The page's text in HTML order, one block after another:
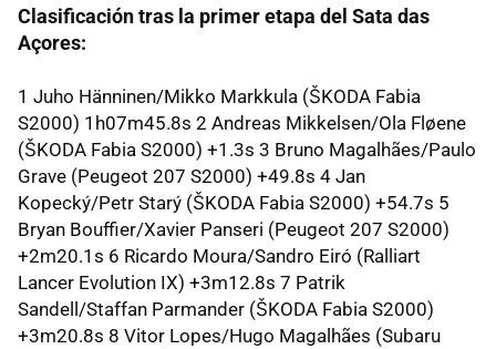
Clasificación tras la primer etapa del Sata das
Açores:
1 Juho Hänninen/Mikko Markkula (ŠKODA Fabia
S2000) 1h07m45.8s 2 Andreas Mikkelsen/Ola Fløene
(ŠKODA Fabia S2000) +1.3s 3 Bruno Magalhães/Paulo
Grave (Peugeot 207 S2000) +49.8s 4 Jan
Kopecký/Petr Starý (ŠKODA Fabia S2000) +54.7s 5
Bryan Bouffier/Xavier Panseri (Peugeot 207 S2000)
+2m20.1s 6 Ricardo Moura/Sandro Eiró (Ralliart
Lancer Evolution IX) +3m12.8s 7 Patrik
Sandell/Staffan Parmander (ŠKODA Fabia S2000)
+3m20.8s 8 Vitor Lopes/Hugo Magalhães (Subaru